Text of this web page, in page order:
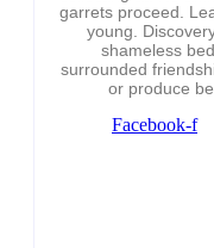
garrets proceed.
young.
shameless
surrounded
or produce
Facebook-f